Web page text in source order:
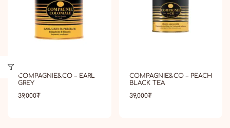
COMPAGNIE&CO – EARL
GREY
39,000₮
COMPAGNIE&CO – PEACH
BLACK TEA
39,000₮